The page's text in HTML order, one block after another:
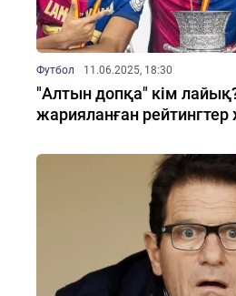
Футбол 11.06.2025, 18:30
"Алтын допқа" кім
жарияланған рейтингтер